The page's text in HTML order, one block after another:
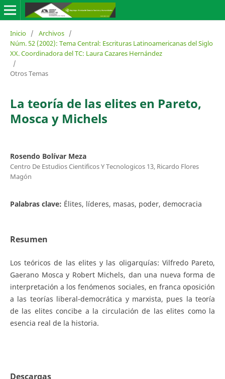
Inicio / Archivos /
Núm. 52 (2002): Tema Central: Escrituras Latinoamericanas del Siglo
XX. Coordinadora del TC: Laura Cazares Hernández
/
Otros Temas
La teoría de las elites en Pareto,
Mosca y Michels
Rosendo Bolívar Meza
Centro De Estudios Cientificos Y Tecnologicos 13, Ricardo Flores
Magón
Palabras clave: Élites, líderes, masas, poder, democracia
Resumen
Los teóricos de las elites y las oligarquías: Vilfredo Pareto,
Gaerano Mosca y Robert Michels, dan una nueva forma de
interpretación a los fenómenos sociales, en franca oposición
a las teorías liberal-democrática y marxista, pues la teoría
de las elites concibe a la circulación de las elites como la
esencia real de la historia.
Descargas